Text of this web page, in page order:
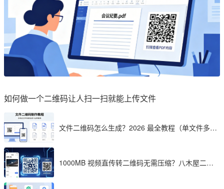
如何做一个二维码让人扫一扫就能上传文件
文件二维码怎么生成？2026 最全教程（单文件多文
1000MB 视频直传转二维码无需压缩？八木屋二维